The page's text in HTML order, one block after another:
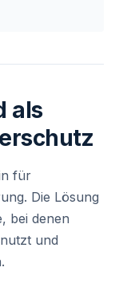
als
für
Die Lösung
bei denen
und